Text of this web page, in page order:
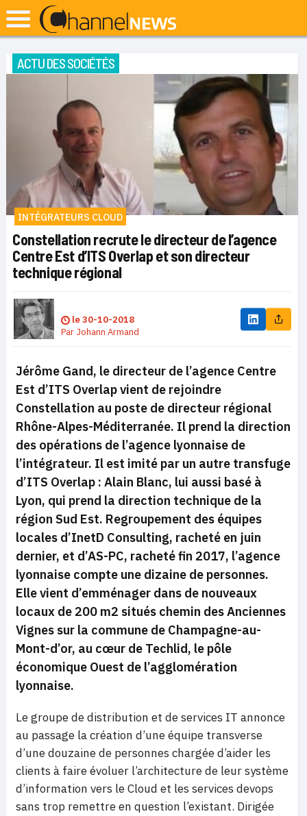
ACTU DES SOCIÉTÉS
INTÉGRATEURS CLOUD
Constellation recrute le directeur de l’agence
Centre Est d’ITS Overlap et son directeur
technique régional
le30-10-2018
Par Johann Armand
Jérôme Gand, le directeur de l’agence Centre
Est d’ITS Overlap vient de rejoindre
Constellation au poste de directeur régional
Rhône-Alpes-Méditerranée. Il prend la direction
des opérations de l’agence lyonnaise de
l’intégrateur. Il est imité par un autre transfuge
d’ITS Overlap : Alain Blanc, lui aussi basé à
Lyon, qui prend la direction technique de la
région Sud Est. Regroupement des équipes
locales d’InetD Consulting, racheté en juin
dernier, et d’AS-PC, racheté fin 2017, l’agence
lyonnaise compte une dizaine de personnes.
Elle vient d’emménager dans de nouveaux
locaux de 200 m2 situés chemin des Anciennes
Vignes sur la commune de Champagne-au-
Mont-d’or, au cœur de Techlid, le pôle
économique Ouest de l’agglomération
lyonnaise.
Le groupe de distribution et de services IT annonce
au passage la création d’une équipe transverse
d’une douzaine de personnes chargée d’aider les
clients à faire évoluer l’architecture de leur système
d’information vers le Cloud et les services devops
sans trop remettre en question l’existant. Dirigée